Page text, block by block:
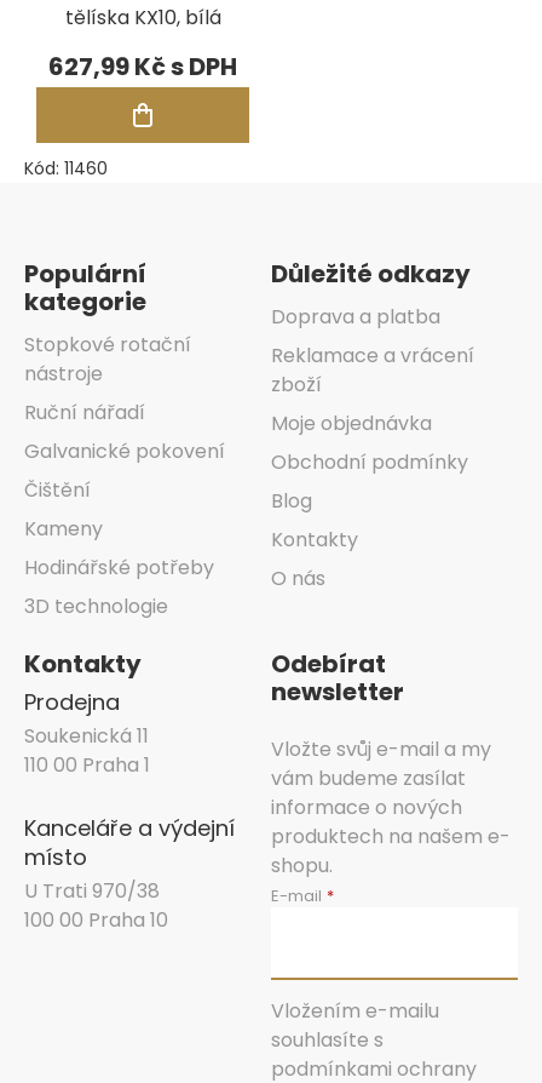
tělíska KX10, bílá
627,99 Kč
Kód: 11460
Populární
kategorie
Stopkové rotační
nástroje
Ruční nářadí
Galvanické pokovení
Čištění
Kameny
Hodinářské potřeby
3D technologie
Důležité odkazy
Doprava a platba
Reklamace a vrácení
zboží
Moje objednávka
Obchodní podmínky
Blog
Kontakty
O nás
Kontakty
Prodejna
Soukenická 11
110 00 Praha 1
Kanceláře a výdejní
místo
U Trati 970/38
100 00 Praha 10
Odebírat
newsletter
Vložte svůj e-mail a my
vám budeme zasílat
informace o nových
produktech na našem e-
shopu.
E-mail
Vložením e-mailu
souhlasíte s
podmínkami ochrany